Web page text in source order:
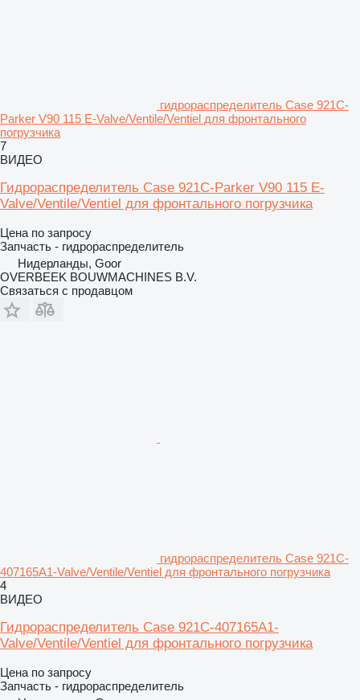
гидрораспределитель Case 921C-
Parker V90 115 E-Valve/Ventile/Ventiel для фронтального
погрузчика
7
ВИДЕО
Гидрораспределитель Case 921C-Parker V90 115 E-
Valve/Ventile/Ventiel для фронтального погрузчика
Цена по запросу
Запчасть - гидрораспределитель
Нидерланды, Goor
OVERBEEK BOUWMACHINES B.V.
Связаться с продавцом
гидрораспределитель Case 921C-
407165A1-Valve/Ventile/Ventiel для фронтального погрузчика
4
ВИДЕО
Гидрораспределитель Case 921C-407165A1-
Valve/Ventile/Ventiel для фронтального погрузчика
Цена по запросу
Запчасть - гидрораспределитель